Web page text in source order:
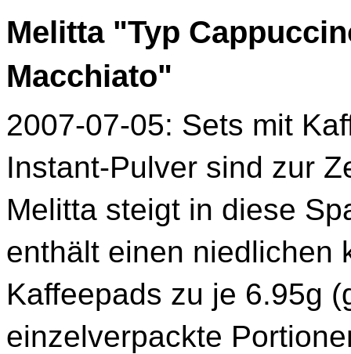
Melitta "Typ
Macchiato"
2007-07-05: Sets mit
Instant-Pulver sind zur
Melitta steigt in diese
enthält einen niedlichen
Kaffeepads zu je 6.95g
einzelverpackte